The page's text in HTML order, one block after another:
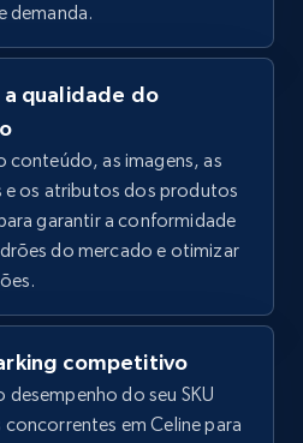
records by shop url
percent, and more.
Comece agora
Description, Detailed
Return policy, and more.
Comece agora
demanda.
qualidade do
conteúdo, as imagens, as
e os atributos dos produtos
garantir a conformidade
do mercado e otimizar
competitivo
desempenho do seu SKU
em Celine para